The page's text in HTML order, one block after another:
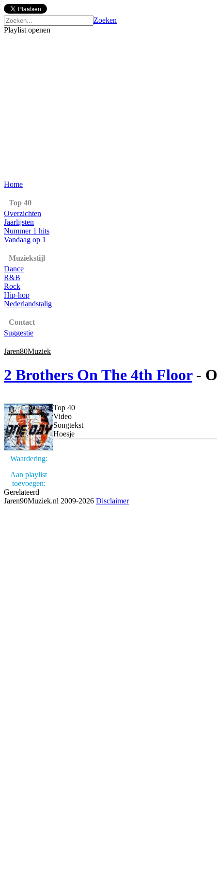
Zoeken
Playlist openen
Home
Top 40
Overzichten
Jaarlijsten
Nummer 1 hits
Vandaag op 1
Muziekstijl
Dance
R&B
Rock
Hip-hop
Nederlandstalig
Contact
Suggestie
Jaren80Muziek
2 Brothers On The 4th Floor-
Waardering:
Aan playlist
toevoegen:
Top 40
Video
Songtekst
Hoesje
Gerelateerd
Jaren90Muziek.nl 2009-2026 Disclaimer